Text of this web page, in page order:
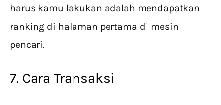
harus kamu lakukan adalah mendapatkan
ranking di halaman pertama di mesin
pencari.
7. Cara Transaksi